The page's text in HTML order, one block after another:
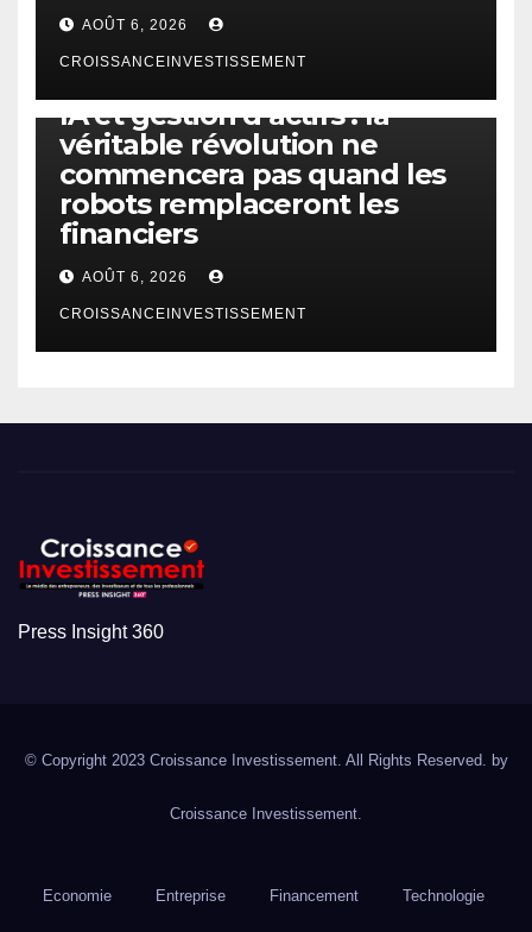
AOÛT 6, 2026
CROISSANCEINVESTISSEMENT
IA et gestion d’actifs : la
véritable révolution ne
commencera pas quand les
robots remplaceront les
financiers
AOÛT 6, 2026
CROISSANCEINVESTISSEMENT
Press Insight 360
© Copyright 2023 Croissance Investissement. All Rights Reserved. by
Croissance Investissement.
Economie Entreprise Financement Technologie